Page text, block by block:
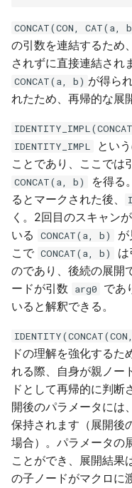
CONCAT(CON, CAT(a,
の引数を連結するため、
されずに直接連結され
CONCAT(a, b) が得ら
れたため、再帰的な展
IDENTITY_IMPL とい
ことであり、ここでは
CONCAT(a, b)
を得る
るとマークされた後、
く。2回目のスキャン
いる
CONCAT(a, b)
こで CONCAT(a, b) は
のであり、後続の展開
ードが引数
arg0
であ
いると解釈できる。
ドの理解を強化するた
れる際、自身が親ノー
ドとして再帰的に判断
開後のパラメータには
保持されます（展開後
場合）。パラメータの
ことができ、展開結果
の子ノードがマクロに